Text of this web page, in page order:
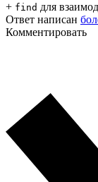
+ find для
Ответ написан
Комментировать